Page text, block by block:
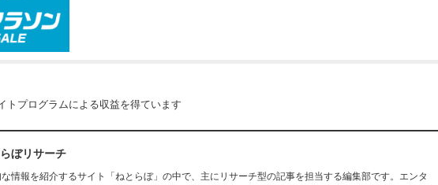
トプログラムによる収益を得ています
ぼリサーチ
情報を紹介するサイト「ねとらぼ」の中で、主にリサーチ型の記事を担当する編集部です。エンタ